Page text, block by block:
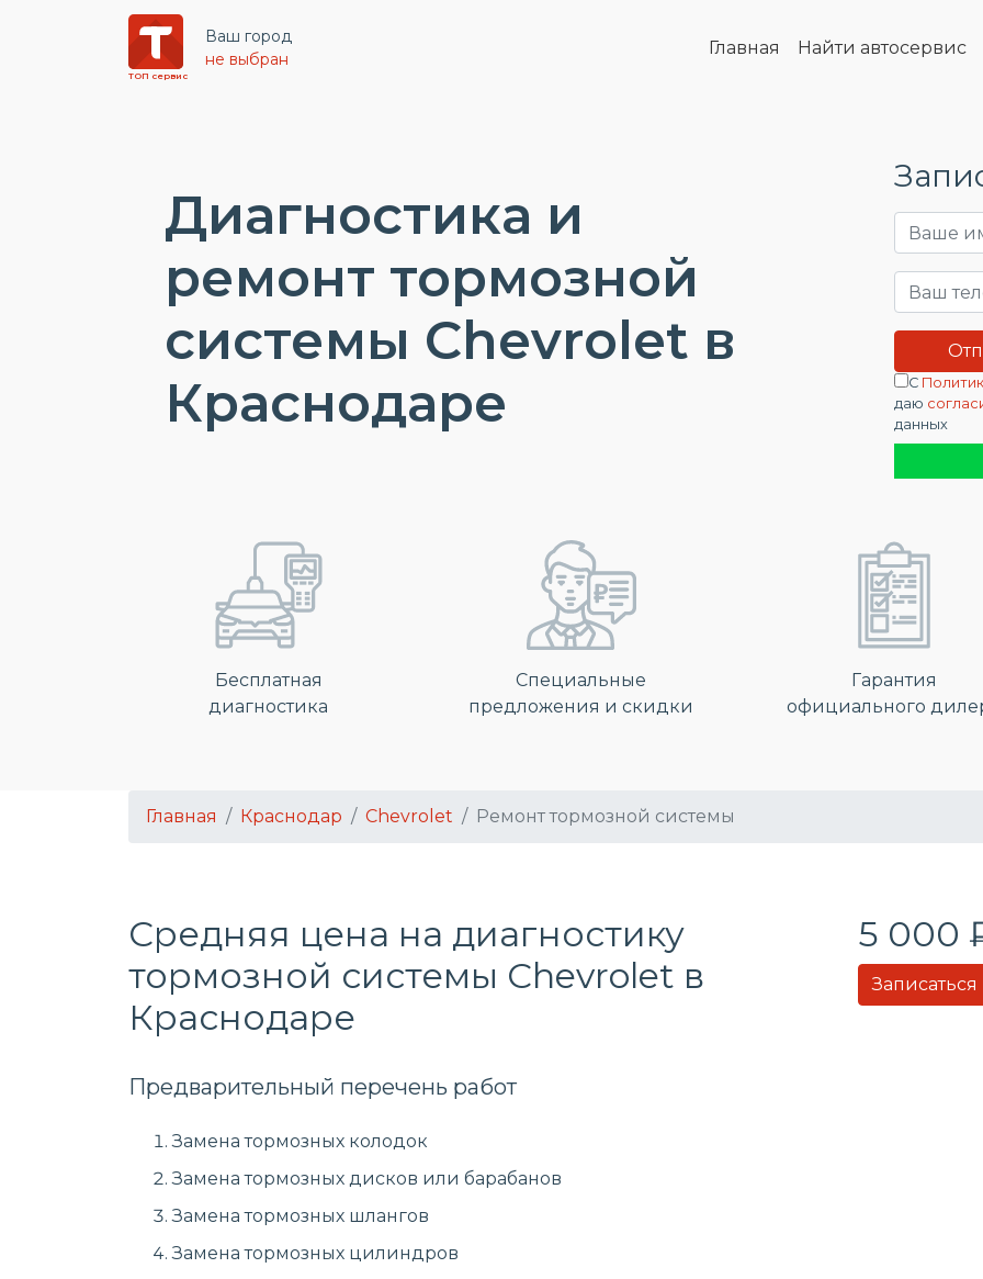
ТОП сервис
Ваш город
не выбран
Главная Найти автосервис
Диагностика и
ремонт тормозной
системы Chevrolet в
Краснодаре
С
даю
данных
Бесплатная
диагностика
Специальные
предложения и скидки
Гарантия
официального
Главная Краснодар Chevrolet Ремонт тормозной системы
Средняя цена на диагностику
тормозной системы Chevrolet в
Краснодаре
5 000
Предварительный перечень работ
Замена тормозных колодок
Замена тормозных дисков или барабанов
Замена тормозных шлангов
Замена тормозных цилиндров